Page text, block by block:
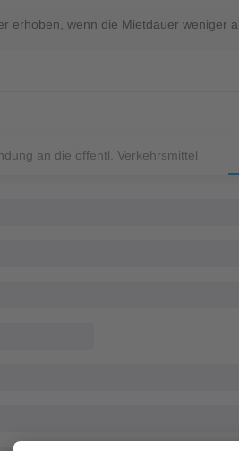
erhoben, wenn die Mietdauer weniger
an die öffentl. Verkehrsmittel